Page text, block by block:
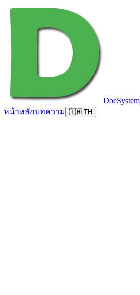
DoeSystem
หน้าหลักบทความ 🇹🇭 TH